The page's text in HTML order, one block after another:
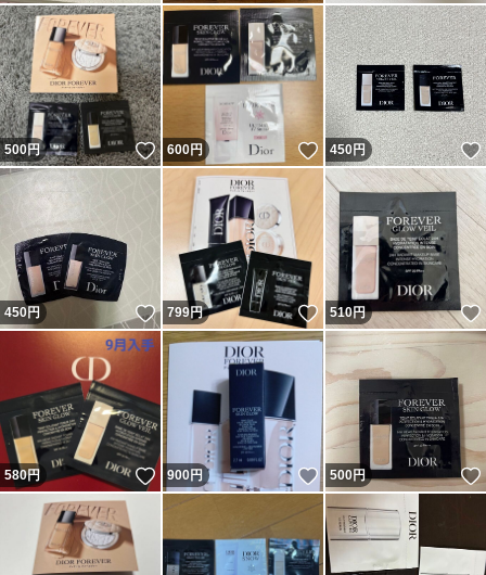
500円 いいね！
600円 いいね！
450円
450円 いいね！
799円 いいね！
510円
580円 いいね！
900円 いいね！
500円